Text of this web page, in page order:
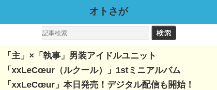
オトさが
「主」×「執事」男装アイドルユニット
「xxLeCœur（ルクール）」1stミニアルバム
「xxLeCœur」本日発売！デジタル配信も開始！